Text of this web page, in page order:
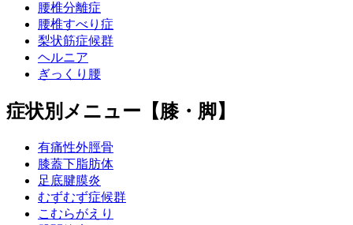
腰椎分離症
腰椎すべり症
梨状筋症候群
ヘルニア
ぎっくり腰
症状別メニュー【膝・脚】
有痛性外脛骨
膝蓋下脂肪体
足底腱膜炎
むずむず症候群
こむらがえり